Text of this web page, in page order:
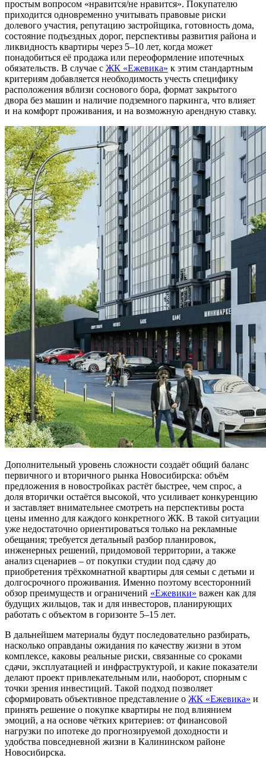
простым вопросом «нравится/не нравится». Покупателю
приходится одновременно учитывать правовые риски
долевого участия, репутацию застройщика, готовность дома,
состояние подъездных дорог, перспективы развития района и
ликвидность квартиры через 5–10 лет, когда может
понадобиться её продажа или переоформление ипотечных
обязательств. В случае с ЖК «Ежевика» к этим стандартным
критериям добавляется необходимость учесть специфику
расположения вблизи соснового бора, формат закрытого
двора без машин и наличие подземного паркинга, что влияет
и на комфорт проживания, и на возможную арендную ставку.
Дополнительный уровень сложности создаёт общий баланс
первичного и вторичного рынка Новосибирска: объём
предложения в новостройках растёт быстрее, чем спрос, а
доля вторички остаётся высокой, что усиливает конкуренцию
и заставляет внимательнее смотреть на перспективы роста
цены именно для каждого конкретного ЖК. В такой ситуации
уже недостаточно ориентироваться только на рекламные
обещания; требуется детальный разбор планировок,
инженерных решений, придомовой территории, а также
анализ сценариев – от покупки студии под сдачу до
приобретения трёхкомнатной квартиры для семьи с детьми и
долгосрочного проживания. Именно поэтому всесторонний
обзор преимуществ и ограничений «Ежевики» важен как для
будущих жильцов, так и для инвесторов, планирующих
работать с объектом в горизонте 5–15 лет.
В дальнейшем материалы будут последовательно разбирать,
насколько оправданы ожидания по качеству жизни в этом
комплексе, каковы реальные риски, связанные со сроками
сдачи, эксплуатацией и инфраструктурой, и какие показатели
делают проект привлекательным или, наоборот, спорным с
точки зрения инвестиций. Такой подход позволяет
сформировать объективное представление о ЖК «Ежевика» и
принять решение о покупке квартиры не под влиянием
эмоций, а на основе чётких критериев: от финансовой
нагрузки по ипотеке до прогнозируемой доходности и
удобства повседневной жизни в Калининском районе
Новосибирска.